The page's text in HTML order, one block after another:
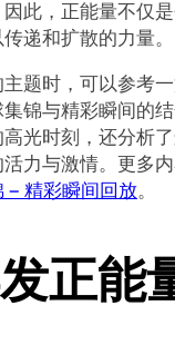
此，正能量不仅
递和扩散的力量。
题时，可以参考
锦与精彩瞬间的
光时刻，还分析
力与激情。更多
– 精彩瞬间回放。
正能